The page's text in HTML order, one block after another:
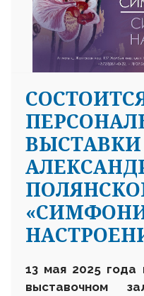
13 мая 2025 года
выставочном